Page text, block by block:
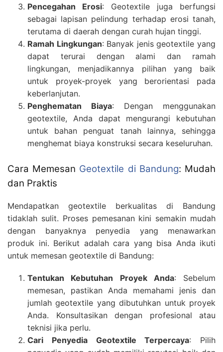
Pencegahan Erosi: Geotextile juga berfungsi
sebagai lapisan pelindung terhadap erosi tanah,
terutama di daerah dengan curah hujan tinggi.
Ramah Lingkungan: Banyak jenis geotextile yang
dapat terurai dengan alami dan ramah
lingkungan, menjadikannya pilihan yang baik
untuk proyek-proyek yang berorientasi pada
keberlanjutan.
Penghematan Biaya: Dengan menggunakan
geotextile, Anda dapat mengurangi kebutuhan
untuk bahan penguat tanah lainnya, sehingga
menghemat biaya konstruksi secara keseluruhan.
Cara Memesan Geotextile di Bandung: Mudah
dan Praktis
Mendapatkan geotextile berkualitas di Bandung
tidaklah sulit. Proses pemesanan kini semakin mudah
dengan banyaknya penyedia yang menawarkan
produk ini. Berikut adalah cara yang bisa Anda ikuti
untuk memesan geotextile di Bandung:
Tentukan Kebutuhan Proyek Anda: Sebelum
memesan, pastikan Anda memahami jenis dan
jumlah geotextile yang dibutuhkan untuk proyek
Anda. Konsultasikan dengan profesional atau
teknisi jika perlu.
Cari Penyedia Geotextile Terpercaya: Pilih